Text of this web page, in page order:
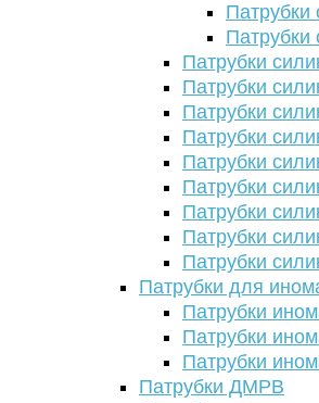
Патрубки
Патрубки
Патрубки
Патрубки
Патрубки
Патрубки
Патрубки
Патрубки
Патрубки
Патрубки для
Патрубки
Патрубки
Патрубки
Патрубки ДМРВ